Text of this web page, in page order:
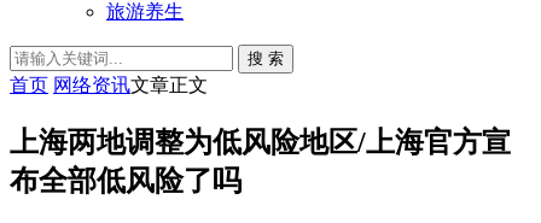
旅游养生
搜 索
首页 网络资讯文章正文
上海两地调整为低风险地区/上海官方宣
布全部低风险了吗